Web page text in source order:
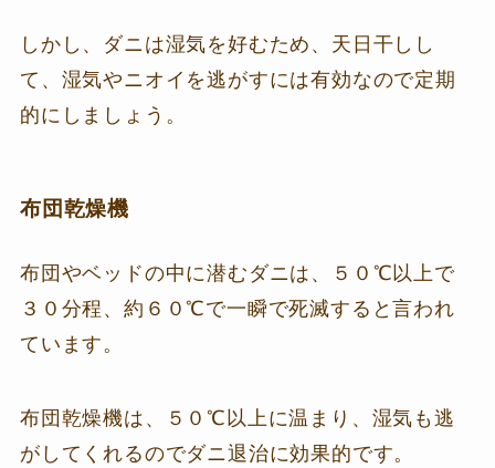
しかし、ダニは湿気を好むため、天日干しし
て、湿気やニオイを逃がすには有効なので定期
的にしましょう。
布団乾燥機
布団やベッドの中に潜むダニは、５０℃以上で
３０分程、約６０℃で一瞬で死滅すると言われ
ています。
布団乾燥機は、５０℃以上に温まり、湿気も逃
がしてくれるのでダニ退治に効果的です。